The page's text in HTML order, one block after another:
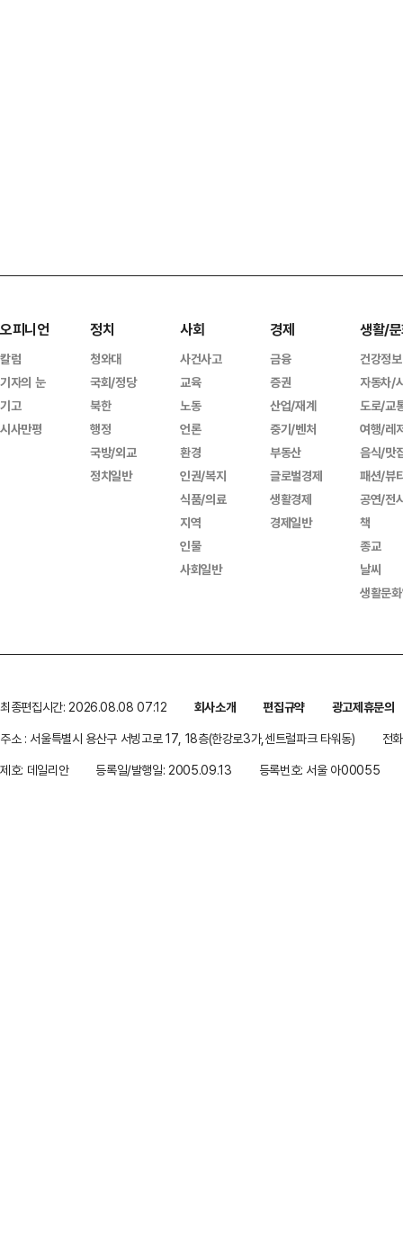
오피니언
칼럼
기자의 눈
기고
시사만평
정치
청와대
국회/정당
북한
행정
국방/외교
정치일반
사회
사건사고
교육
노동
언론
환경
인권/복지
식품/의료
지역
인물
사회일반
경제
금융
증권
산업/재계
중기/벤처
부동산
글로벌경제
생활경제
경제일반
생활/
건강정보
자동차/
도로/교
여행/레
음식/맛
패션/뷰
공연/전
책
종교
날씨
생활문
최종편집시간: 2026.08.08 07:12 회사소개 편집규약
광고제휴문의
주소 : 서울특별시 용산구 서빙고로 17, 18층(한강로3가,센트럴파크 타워동)
전
제호: 데일리안
등록일/발행일: 2005.09.13 등록번호: 서울 아00055